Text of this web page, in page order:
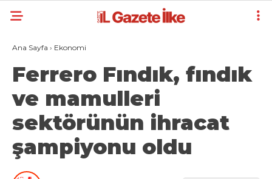
Ana Sayfa › Ekonomi
Ferrero Fındık, fındık
ve mamulleri
sektörünün ihracat
şampiyonu oldu